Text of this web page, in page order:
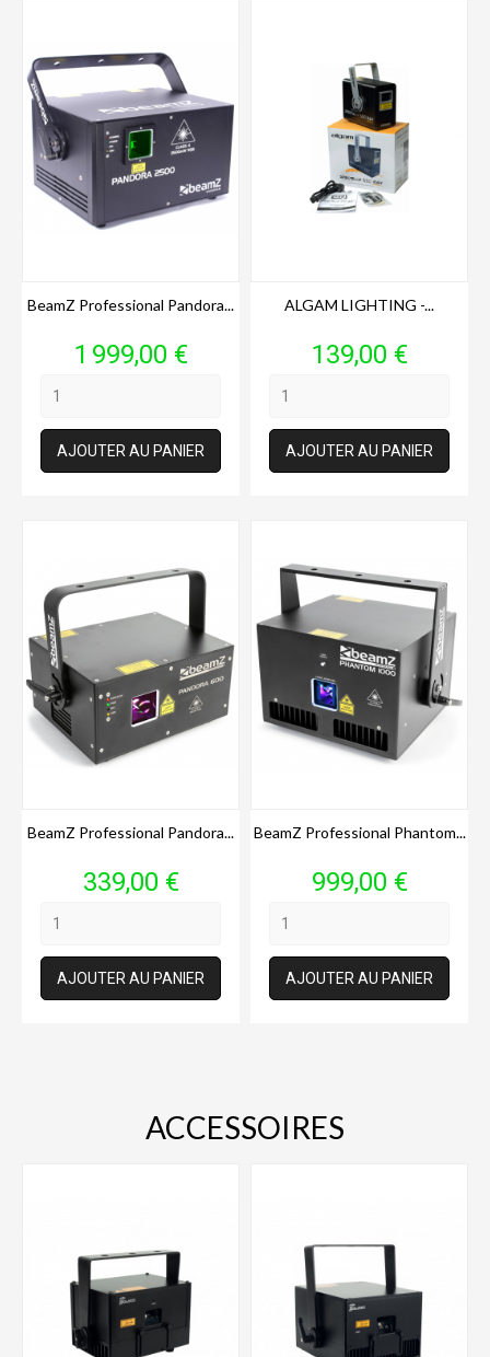
BeamZ Professional Pandora...
Prix
1 999,00 €
AJOUTER AU PANIER
ALGAM LIGHTING -...
Prix
139,00 €
AJOUTER AU PANIER
BeamZ Professional Pandora...
Prix
339,00 €
AJOUTER AU PANIER
BeamZ Professional Phantom...
Prix
999,00 €
AJOUTER AU PANIER
ACCESSOIRES